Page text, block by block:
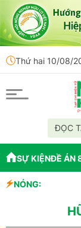
Thứ hai 10/08/
ĐỌC
SỰ KIỆNĐỀ ÁN
NÓNG: